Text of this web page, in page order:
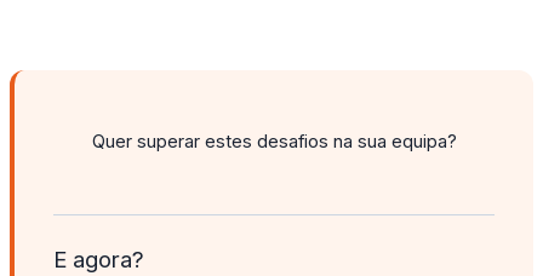
Quer superar estes desafios na sua equipa?
E agora?